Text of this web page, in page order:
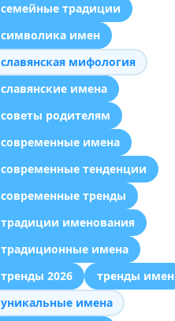
семейные традиции
символика имен
славянская мифология
славянские имена
советы родителям
современные имена
современные тенденции
современные тренды
традиции именования
традиционные имена
тренды 2026
тренды имен
уникальные имена